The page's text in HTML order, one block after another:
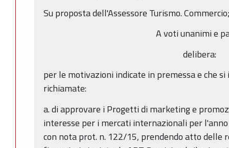
Su proposta dell'Assessore Turismo.
A voti unanimi e
delibera:
per le motivazioni indicate in premessa e che
richiamate:
a. di approvare i Progetti di marketing e
interesse per i mercati internazionali per
con nota prot. n. 122/15, prendendo atto delle